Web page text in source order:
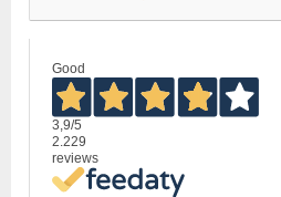
Good
3,9/5
2.229
reviews